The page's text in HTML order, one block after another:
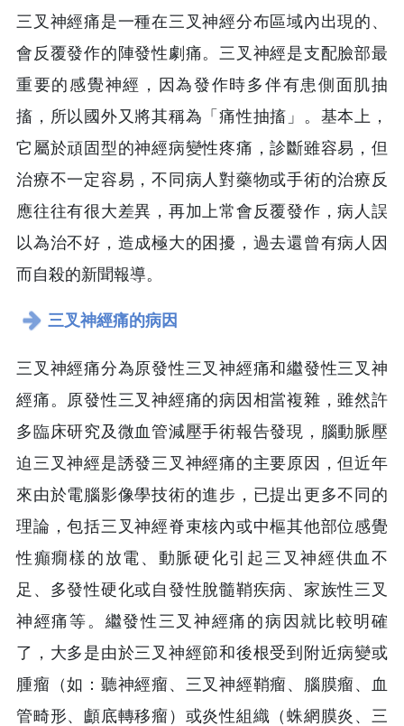
三叉神經痛是一種在三叉神經分布區域內出現的、
會反覆發作的陣發性劇痛。三叉神經是支配臉部最
重要的感覺神經，因為發作時多伴有患側面肌抽
搐，所以國外又將其稱為「痛性抽搐」。基本上，
它屬於頑固型的神經病變性疼痛，診斷雖容易，但
治療不一定容易，不同病人對藥物或手術的治療反
應往往有很大差異，再加上常會反覆發作，病人誤
以為治不好，造成極大的困擾，過去還曾有病人因
而自殺的新聞報導。
三叉神經痛的病因
三叉神經痛分為原發性三叉神經痛和繼發性三叉神
經痛。原發性三叉神經痛的病因相當複雜，雖然許
多臨床研究及微血管減壓手術報告發現，腦動脈壓
迫三叉神經是誘發三叉神經痛的主要原因，但近年
來由於電腦影像學技術的進步，已提出更多不同的
理論，包括三叉神經脊束核內或中樞其他部位感覺
性癲癇樣的放電、動脈硬化引起三叉神經供血不
足、多發性硬化或自發性脫髓鞘疾病、家族性三叉
神經痛等。繼發性三叉神經痛的病因就比較明確
了，大多是由於三叉神經節和後根受到附近病變或
腫瘤（如：聽神經瘤、三叉神經鞘瘤、腦膜瘤、血
管畸形、顱底轉移瘤）或炎性組織（蛛網膜炎、三